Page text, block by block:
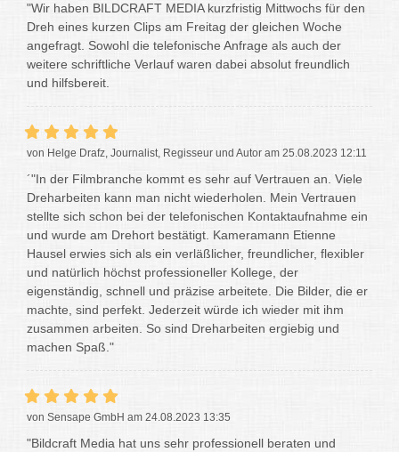
"Wir haben BILDCRAFT MEDIA kurzfristig Mittwochs für den
Dreh eines kurzen Clips am Freitag der gleichen Woche
angefragt. Sowohl die telefonische Anfrage als auch der
weitere schriftliche Verlauf waren dabei absolut freundlich
und hilfsbereit.
von Helge Drafz, Journalist, Regisseur und Autor am 25.08.2023 12:11
´"In der Filmbranche kommt es sehr auf Vertrauen an. Viele
Dreharbeiten kann man nicht wiederholen. Mein Vertrauen
stellte sich schon bei der telefonischen Kontaktaufnahme ein
und wurde am Drehort bestätigt. Kameramann Etienne
Hausel erwies sich als ein verläßlicher, freundlicher, flexibler
und natürlich höchst professioneller Kollege, der
eigenständig, schnell und präzise arbeitete. Die Bilder, die er
machte, sind perfekt. Jederzeit würde ich wieder mit ihm
zusammen arbeiten. So sind Dreharbeiten ergiebig und
machen Spaß."
von Sensape GmbH am 24.08.2023 13:35
"Bildcraft Media hat uns sehr professionell beraten und